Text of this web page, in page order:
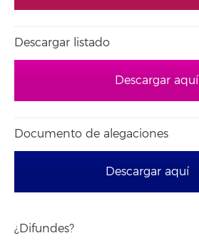
Descargar listado
Descargar aquí
Documento de alegaciones
Descargar aquí
¿Difundes?